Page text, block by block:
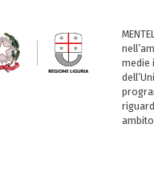
medie